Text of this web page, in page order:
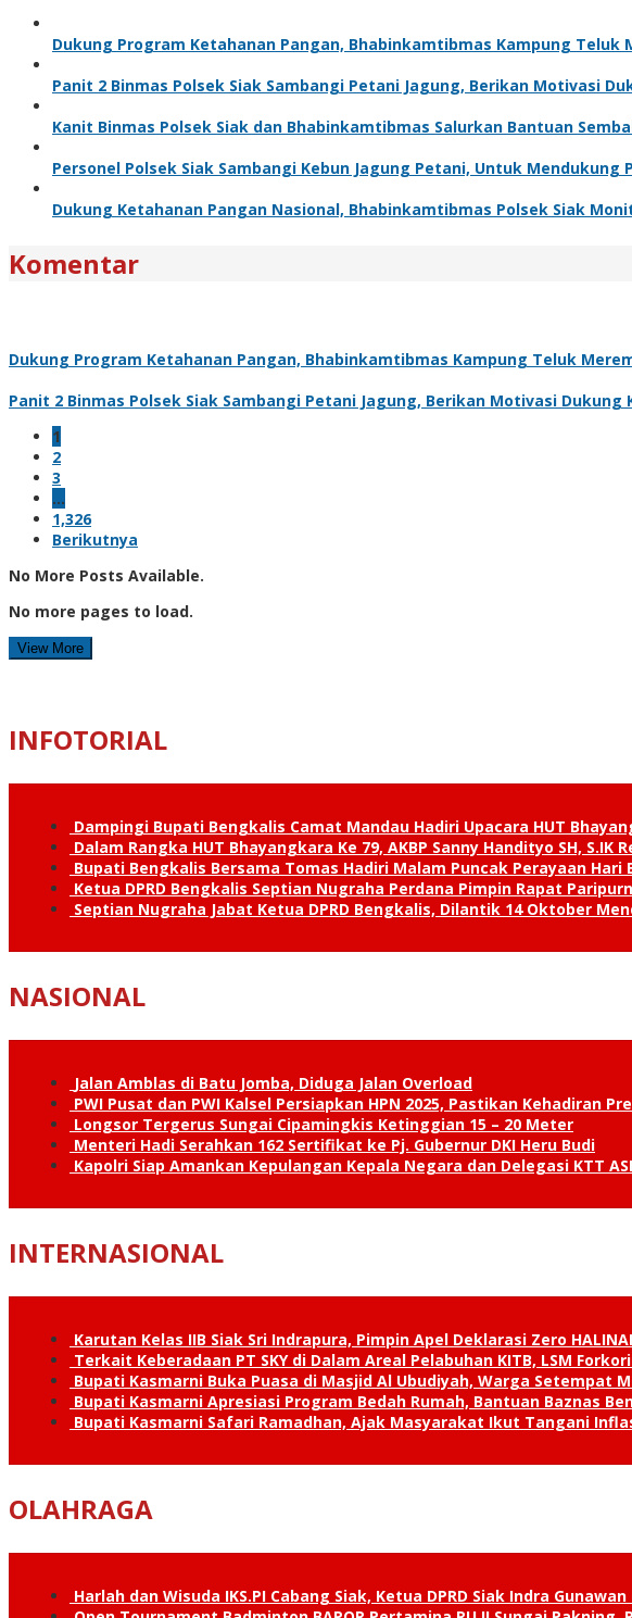
Dukung Program Ketahanan Pangan, Bhabinkamtibmas Kampung Teluk
Panit 2 Binmas Polsek Siak Sambangi Petani Jagung, Berikan Motivasi
Kanit Binmas Polsek Siak dan Bhabinkamtibmas Salurkan Bantuan
Personel Polsek Siak Sambangi Kebun Jagung Petani, Untuk
Dukung Ketahanan Pangan Nasional, Bhabinkamtibmas Polsek Siak
Komentar
Dukung Program Ketahanan Pangan, Bhabinkamtibmas Kampung Teluk
Panit 2 Binmas Polsek Siak Sambangi Petani Jagung, Berikan Motivasi Dukung
1
2
3
…
1,326
Berikutnya
No More Posts Available.
No more pages to load.
View More
INFOTORIAL
Dampingi Bupati Bengkalis Camat Mandau Hadiri Upacara HUT
Dalam Rangka HUT Bhayangkara Ke 79, AKBP Sanny Handityo SH, S.IK
Bupati Bengkalis Bersama Tomas Hadiri Malam Puncak Perayaan Hari
Ketua DPRD Bengkalis Septian Nugraha Perdana Pimpin Rapat
Septian Nugraha Jabat Ketua DPRD Bengkalis, Dilantik 14 Oktober
NASIONAL
Jalan Amblas di Batu Jomba, Diduga Jalan Overload
PWI Pusat dan PWI Kalsel Persiapkan HPN 2025, Pastikan Kehadiran
Longsor Tergerus Sungai Cipamingkis Ketinggian 15 – 20 Meter
Menteri Hadi Serahkan 162 Sertifikat ke Pj. Gubernur DKI Heru Budi
Kapolri Siap Amankan Kepulangan Kepala Negara dan Delegasi KTT
INTERNASIONAL
Karutan Kelas IIB Siak Sri Indrapura, Pimpin Apel Deklarasi Zero
Terkait Keberadaan PT SKY di Dalam Areal Pelabuhan KITB, LSM
Bupati Kasmarni Buka Puasa di Masjid Al Ubudiyah, Warga Setempat
Bupati Kasmarni Apresiasi Program Bedah Rumah, Bantuan Baznas
Bupati Kasmarni Safari Ramadhan, Ajak Masyarakat Ikut Tangani
OLAHRAGA
Harlah dan Wisuda IKS.PI Cabang Siak, Ketua DPRD Siak Indra